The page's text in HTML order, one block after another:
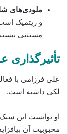
ملودی‌های
و ریتمیک
مستثنی
علی فرزامی با
لکی داشته است.
او توانست این
محبوبیت آن